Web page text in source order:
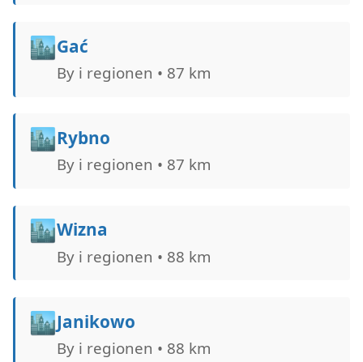
🏙️Gać
By i regionen • 87 km
🏙️Rybno
By i regionen • 87 km
🏙️Wizna
By i regionen • 88 km
🏙️Janikowo
By i regionen • 88 km